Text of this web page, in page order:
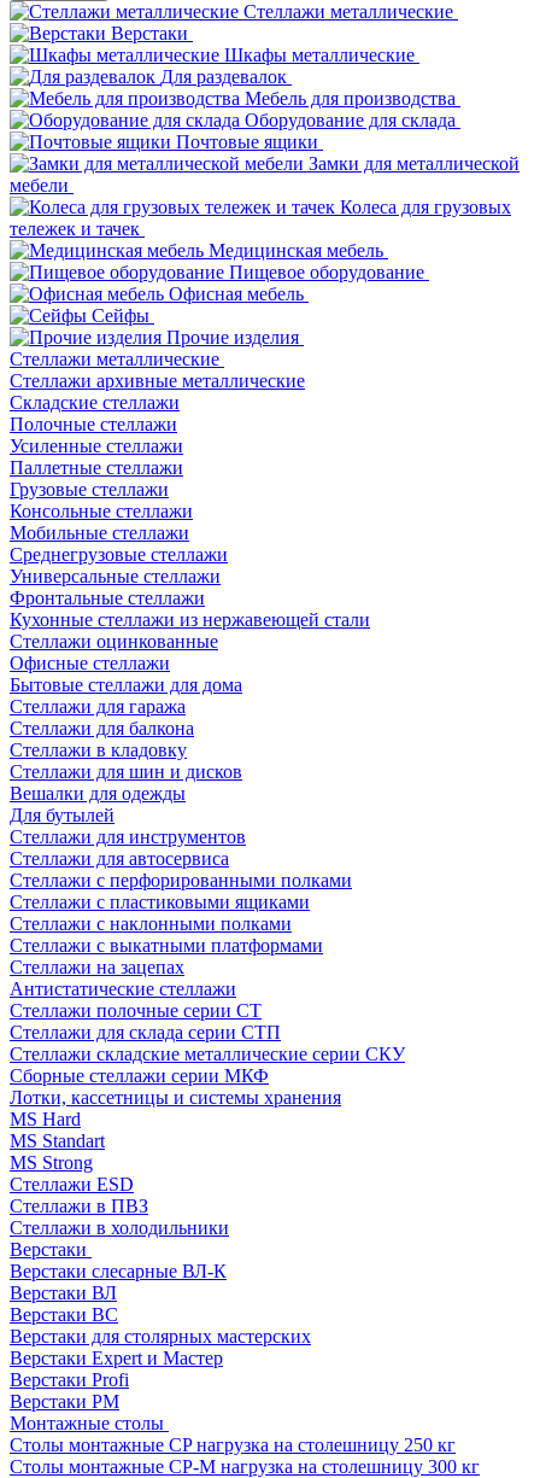
Стеллажи металлические
Верстаки
Шкафы металлические
Для раздевалок
Мебель для производства
Оборудование для склада
Почтовые ящики
Замки для металлической
мебели
Колеса для грузовых
тележек и тачек
Медицинская мебель
Пищевое оборудование
Офисная мебель
Сейфы
Прочие изделия
Стеллажи металлические
Cтеллажи архивные металлические
Складские стеллажи
Полочные стеллажи
Усиленные стеллажи
Паллетные стеллажи
Грузовые стеллажи
Консольные стеллажи
Мобильные стеллажи
Среднегрузовые стеллажи
Универсальные стеллажи
Фронтальные стеллажи
Кухонные стеллажи из нержавеющей стали
Стеллажи оцинкованные
Офисные стеллажи
Бытовые стеллажи для дома
Стеллажи для гаража
Стеллажи для балкона
Стеллажи в кладовку
Стеллажи для шин и дисков
Вешалки для одежды
Для бутылей
Стеллажи для инструментов
Стеллажи для автосервиса
Стеллажи с перфорированными полками
Стеллажи с пластиковыми ящиками
Стеллажи с наклонными полками
Стеллажи с выкатными платформами
Стеллажи на зацепах
Антистатические стеллажи
Стеллажи полочные серии СТ
Стеллажи для склада серии СТП
Стеллажи складские металлические серии СКУ
Сборные стеллажи серии МКФ
Лотки, кассетницы и системы хранения
MS Hard
MS Standart
MS Strong
Стеллажи ESD
Стеллажи в ПВЗ
Стеллажи в холодильники
Верстаки
Верстаки слесарные ВЛ-К
Верстаки ВЛ
Верстаки ВС
Верстаки для столярных мастерских
Верстаки Expert и Мастер
Верстаки Profi
Верстаки РМ
Монтажные столы
Столы монтажные СP нагрузка на столешницу 250 кг
Столы монтажные СР-М нагрузка на столешницу 300 кг